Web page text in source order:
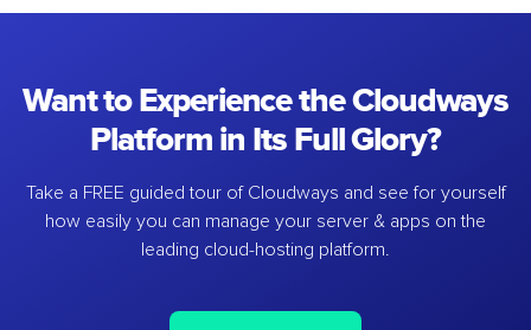
Want to Experience the Cloudways
Platform in Its Full Glory?
Take a FREE guided tour of Cloudways and see for yourself
how easily you can manage your server & apps on the
leading cloud-hosting platform.